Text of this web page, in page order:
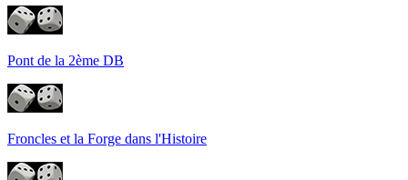
Pont de la 2ème DB
Froncles et la Forge dans l'Histoire